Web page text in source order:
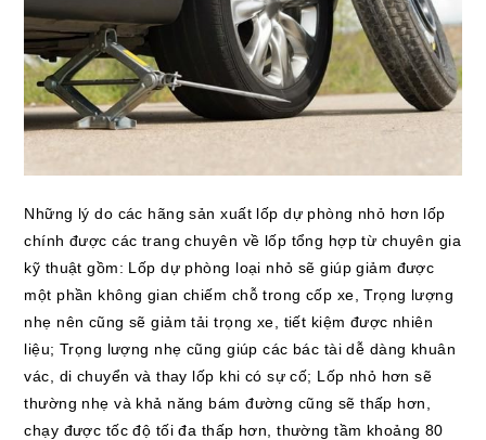
Những lý do các hãng sản xuất lốp dự phòng nhỏ hơn lốp
chính được các trang chuyên về lốp tổng hợp từ chuyên gia
kỹ thuật gồm: Lốp dự phòng loại nhỏ sẽ giúp giảm được
một phần không gian chiếm chỗ trong cốp xe, Trọng lượng
nhẹ nên cũng sẽ giảm tải trọng xe, tiết kiệm được nhiên
liệu; Trọng lượng nhẹ cũng giúp các bác tài dễ dàng khuân
vác, di chuyển và thay lốp khi có sự cố; Lốp nhỏ hơn sẽ
thường nhẹ và khả năng bám đường cũng sẽ thấp hơn,
chạy được tốc độ tối đa thấp hơn, thường tầm khoảng 80